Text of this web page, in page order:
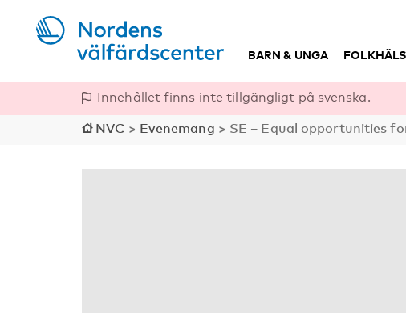
BARN & UNGA
Innehållet finns inte tillgängligt på svenska.
NVC > Evenemang > SE – Equal opportunities